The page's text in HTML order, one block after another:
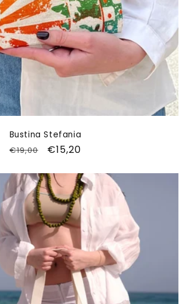
Bustina Stefania
Prezzo
listino
€19,00
Prezzo
€15,20